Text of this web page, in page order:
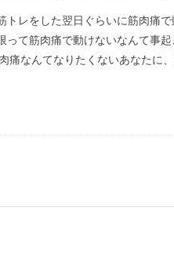
トレをした翌日ぐらいに筋肉痛
って筋肉痛で動けないなんて事
痛なんてなりたくないあなたに